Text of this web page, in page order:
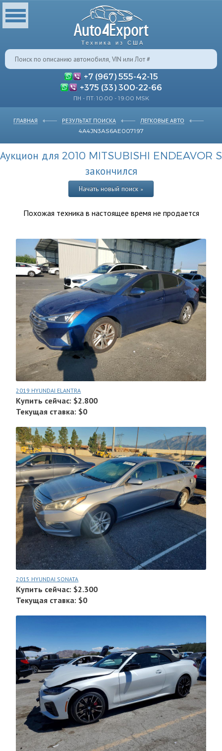
Техника из США
+7 (967) 555-42-15
+375 (33) 300-22-66
ПН - ПТ: 10:00 - 19:00 MSK
ГЛАВНАЯ РЕЗУЛЬТАТ ПОИСКА
ЛЕГКОВЫЕ АВТО
4A4JN3AS6AE007197
Аукцион для 2010 MITSUBISHI ENDEAVOR S
закончился
Начать новый поиск »
Похожая техника в настоящее время не продается
2019 HYUNDAI ELANTRA
Купить сейчас: $2.800
Текущая ставка: $0
2015 HYUNDAI SONATA
Купить сейчас: $2.300
Текущая ставка: $0